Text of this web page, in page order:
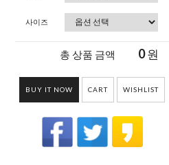
사이즈
총 상품 금액 0원
BUY IT NOW CART WISHLIST